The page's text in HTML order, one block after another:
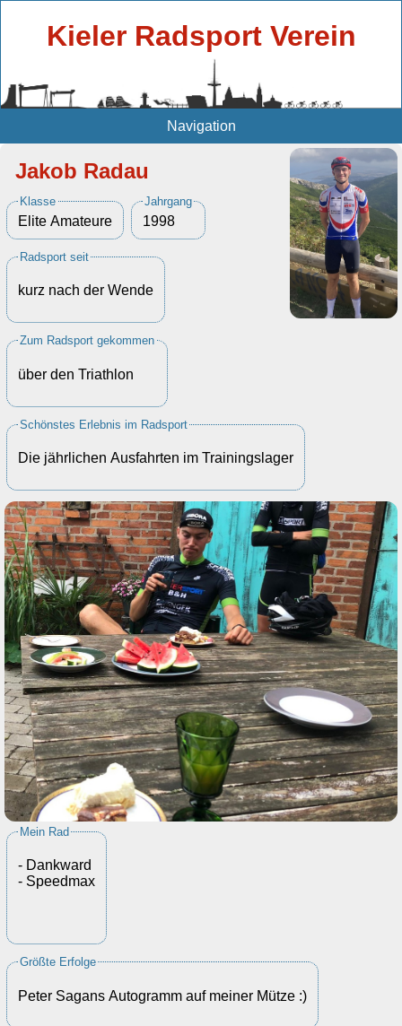
Kieler Radsport Verein
Navigation
Jakob Radau
Klasse
Elite Amateure
Jahrgang
1998
Radsport seit
kurz nach der Wende
Zum Radsport gekommen
über den Triathlon
Schönstes Erlebnis im Radsport
Die jährlichen Ausfahrten im Trainingslager
Mein Rad
- Dankward
- Speedmax
Größte Erfolge
Peter Sagans Autogramm auf meiner Mütze :)